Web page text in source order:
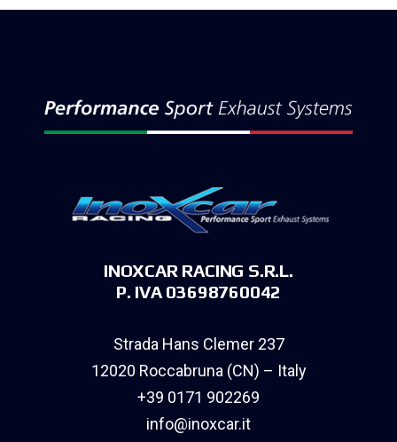
INOXCAR RACING S.R.L.
P. IVA 03698760042
Strada Hans Clemer 237
12020 Roccabruna (CN) – Italy
+39 0171 902269
info@inoxcar.it